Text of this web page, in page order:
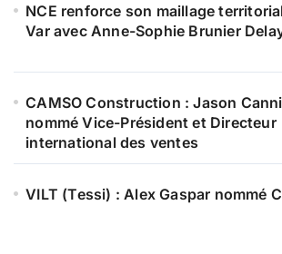
NCE renforce son maillage
Var avec Anne-Sophie Brunier
CAMSO Construction : Jason
nommé Vice-Président et Directeur
international des ventes
VILT (Tessi) : Alex Gaspar nommé